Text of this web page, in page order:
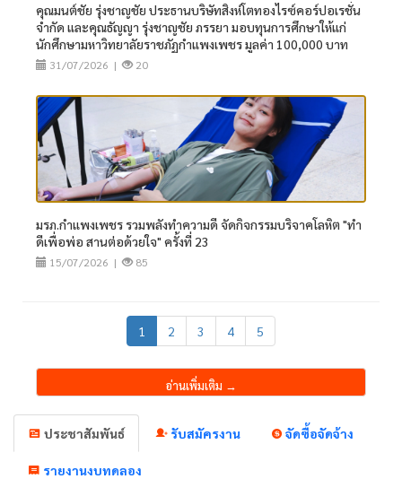
คุณมนต์ชัย รุ่งชาญชัย ประธานบริษัทสิงห์โตทองไรซ์คอร์ปอเรชั่น
จำกัด และคุณธัญญา รุ่งชาญชัย ภรรยา มอบทุนการศึกษาให้แก่
นักศึกษามหาวิทยาลัยราชภัฏกำแพงเพชร มูลค่า 100,000 บาท
31/07/2026 | 20
มรภ.กำแพงเพชร รวมพลังทำความดี จัดกิจกรรมบริจาคโลหิต "ทำ
ดีเพื่อพ่อ สานต่อด้วยใจ" ครั้งที่ 23
15/07/2026 | 85
1 2 3 4 5
อ่านเพิ่มเติม →
ประชาสัมพันธ์ รับสมัครงาน จัดซื้อจัดจ้าง
รายงานงบทดลอง